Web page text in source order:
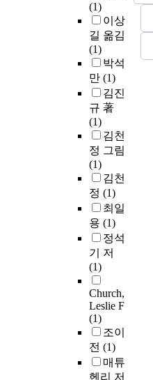
(1)
이상
길 옮김
(1)
박석
만 (1)
김진
규 著
(1)
김천
정 그림
(1)
김천
정 (1)
최일
용 (1)
정석
기 저
(1)
Church,
Leslie F
(1)
조이
전 (1)
매튜
헨리 저